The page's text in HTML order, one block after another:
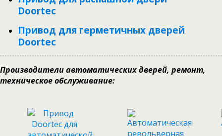
Doortec
Привод для герметичных дверей
Doortec
Производители автоматических дверей, ремонт,
техническое обслуживание: